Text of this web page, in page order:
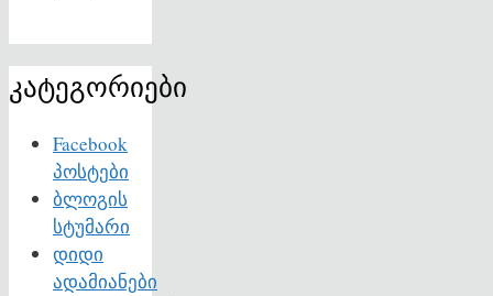
კატეგორიები
Facebook
პოსტები
ბლოგის
სტუმარი
დიდი
ადამიანები